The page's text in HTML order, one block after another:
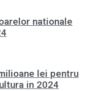
nationale
lei pentru
in 2024